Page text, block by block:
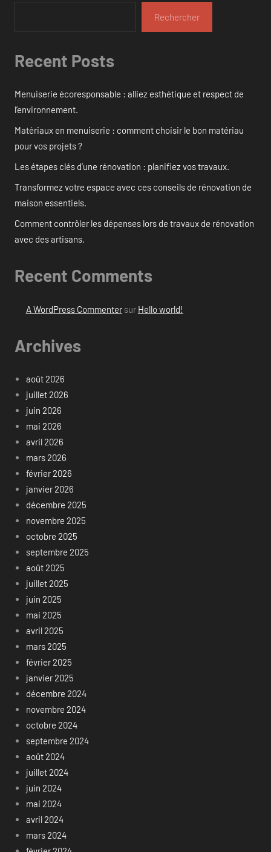
Rechercher
Recent Posts
Menuiserie écoresponsable : alliez esthétique et respect de
l’environnement.
Matériaux en menuiserie : comment choisir le bon matériau
pour vos projets ?
Les étapes clés d’une rénovation : planifiez vos travaux.
Transformez votre espace avec ces conseils de rénovation de
maison essentiels.
Comment contrôler les dépenses lors de travaux de rénovation
avec des artisans.
Recent Comments
A WordPress Commentersur Hello world!
Archives
août 2026
juillet 2026
juin 2026
mai 2026
avril 2026
mars 2026
février 2026
janvier 2026
décembre 2025
novembre 2025
octobre 2025
septembre 2025
août 2025
juillet 2025
juin 2025
mai 2025
avril 2025
mars 2025
février 2025
janvier 2025
décembre 2024
novembre 2024
octobre 2024
septembre 2024
août 2024
juillet 2024
juin 2024
mai 2024
avril 2024
mars 2024